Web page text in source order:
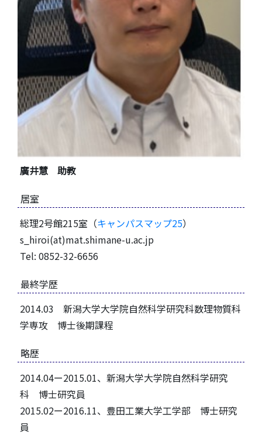
廣井慧 助教
居室
総理2号館215室（キャンパスマップ25）
s_hiroi(at)mat.shimane-u.ac.jp
Tel: 0852-32-6656
最終学歴
2014.03 新潟大学大学院自然科学研究科数理物質科
学専攻 博士後期課程
略歴
2014.04ー2015.01、新潟大学大学院自然科学研究
科 博士研究員
2015.02ー2016.11、豊田工業大学工学部 博士研究
員